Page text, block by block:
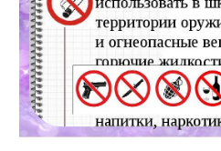
Найти: